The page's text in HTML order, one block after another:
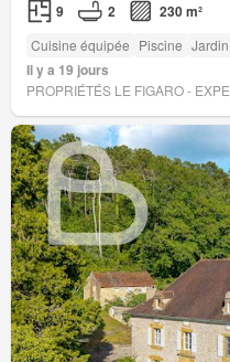
9 2 230 m²
Cuisine équipée Piscine Jardin
Il y a 19 jours
PROPRIÉTÉS LE FIGARO -